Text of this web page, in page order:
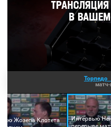
Торпедо
матч-
Жозепа Клотета
Интервью